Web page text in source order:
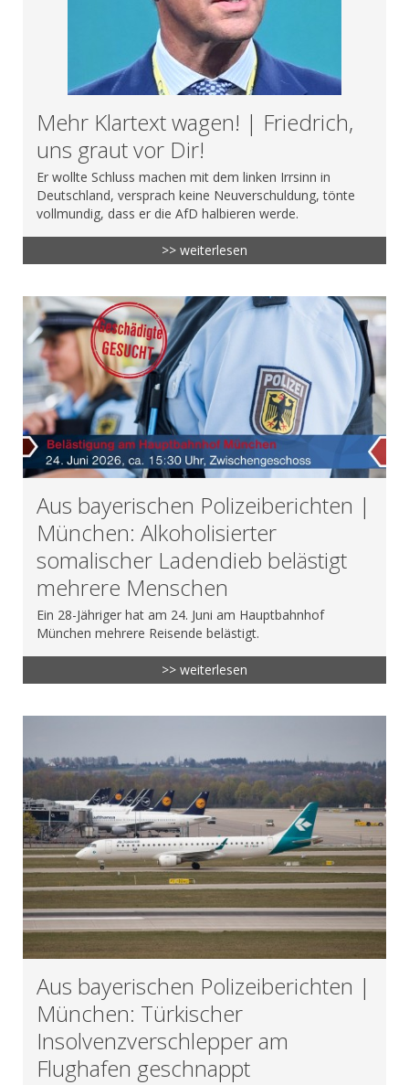
Mehr Klartext wagen! | Friedrich,
uns graut vor Dir!
Er wollte Schluss machen mit dem linken Irrsinn in
Deutschland, versprach keine Neuverschuldung, tönte
vollmundig, dass er die AfD halbieren werde.
>> weiterlesen
Aus bayerischen Polizeiberichten |
München: Alkoholisierter
somalischer Ladendieb belästigt
mehrere Menschen
Ein 28-Jähriger hat am 24. Juni am Hauptbahnhof
München mehrere Reisende belästigt.
>> weiterlesen
Aus bayerischen Polizeiberichten |
München: Türkischer
Insolvenzverschlepper am
Flughafen geschnappt